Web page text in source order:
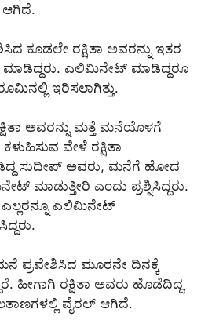
ಆಗಿದೆ.
ಕೂಡಲೇ ರಕ್ಷಿತಾ ಅವರನ್ನು ಇತರ
ಎಲಿಮಿನೇಟ್‌ ಮಾಡಿದ್ದರೂ
ಇರಿಸಲಾಗಿತ್ತು.
ಅವರನ್ನು ಮತ್ತೆ ಮನೆಯೊಳಗೆ
ವೇಳೆ ರಕ್ಷಿತಾ
ಸುದೀಪ್ ಅವರು, ಮನೆಗೆ ಹೋದ
ಮಾಡುತ್ತೀರಿ ಎಂದು ಪ್ರಶ್ನಿಸಿದ್ದರು.
ಎಲ್ಲರನ್ನೂ ಎಲಿಮಿನೇಟ್
ಪ್ರವೇಶಿಸಿದ ಮೂರನೇ ದಿನಕ್ಕೆ
ಹೀಗಾಗಿ ರಕ್ಷಿತಾ ಅವರು ಹೊಡೆದಿದ್ದ
ವೈರಲ್ ಆಗಿದೆ.